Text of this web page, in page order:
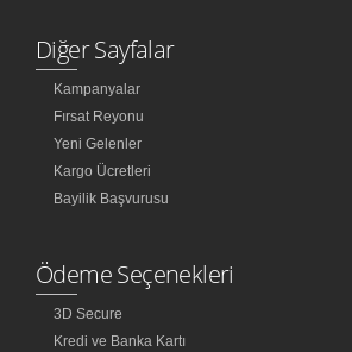
Diğer Sayfalar
Kampanyalar
Fırsat Reyonu
Yeni Gelenler
Kargo Ücretleri
Bayilik Başvurusu
Ödeme Seçenekleri
3D Secure
Kredi ve Banka Kartı